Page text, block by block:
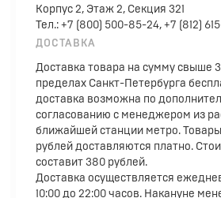
Корпус 2, Этаж 2, Секция 321
Тел.: +7 (800) 500-85-24, +7 (812)
ДОСТАВКА
Доставка товара на сумму свыше
пределах Санкт-Петербурга
доставка возможна по
согласованию с менеджером из
ближайшей станции метро.
рублей доставляются платно.
составит 380 рублей.
Доставка осуществляется
10:00 до 22:00 часов. Накануне